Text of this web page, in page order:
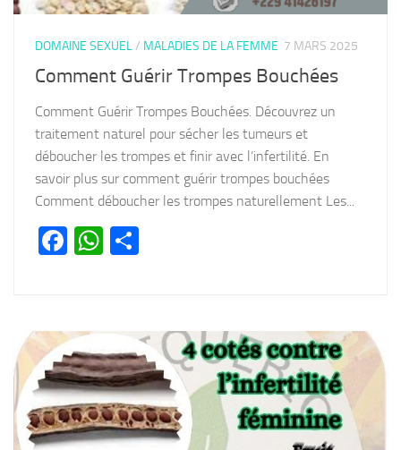
DOMAINE SEXUEL/ MALADIES DE LA FEMME 7 MARS 2025
Comment Guérir Trompes Bouchées
Comment Guérir Trompes Bouchées. Découvrez un
traitement naturel pour sécher les tumeurs et
déboucher les trompes et finir avec l’infertilité. En
savoir plus sur comment guérir trompes bouchées
Comment déboucher les trompes naturellement Les...
Facebook
WhatsApp